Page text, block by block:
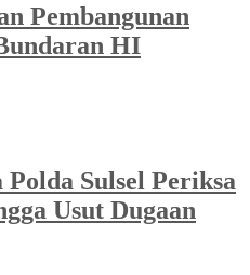
Pembangunan
HI
Sulsel Periksa
Usut Dugaan